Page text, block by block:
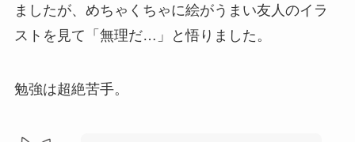
ましたが、めちゃくちゃに絵がうまい友人のイラ
ストを見て「無理だ…」と悟りました。
勉強は超絶苦手。